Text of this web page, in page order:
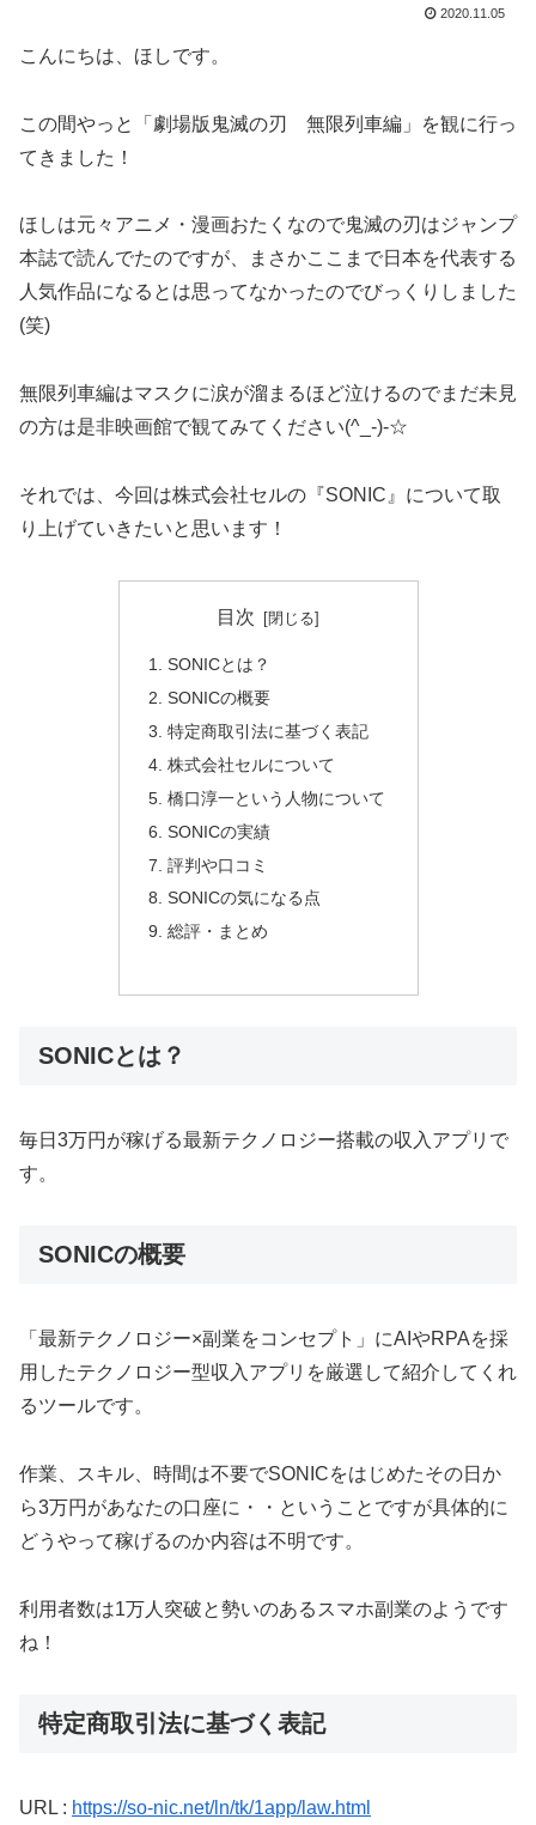
2020.11.05
こんにちは、ほしです。
この間やっと「劇場版鬼滅の刃 無限列車編」を観に行っ
てきました！
ほしは元々アニメ・漫画おたくなので鬼滅の刃はジャンプ
本誌で読んでたのですが、まさかここまで日本を代表する
人気作品になるとは思ってなかったのでびっくりしました
(笑)
無限列車編はマスクに涙が溜まるほど泣けるのでまだ未見
の方は是非映画館で観てみてください(^_-)-☆
それでは、今回は株式会社セルの『SONIC』について取
り上げていきたいと思います！
目次
SONICとは？
SONICの概要
特定商取引法に基づく表記
株式会社セルについて
橋口淳一という人物について
SONICの実績
評判や口コミ
SONICの気になる点
総評・まとめ
SONICとは？
毎日3万円が稼げる最新テクノロジー搭載の収入アプリで
す。
SONICの概要
「最新テクノロジー×副業をコンセプト」にAIやRPAを採
用したテクノロジー型収入アプリを厳選して紹介してくれ
るツールです。
作業、スキル、時間は不要でSONICをはじめたその日か
ら3万円があなたの口座に・・ということですが具体的に
どうやって稼げるのか内容は不明です。
利用者数は1万人突破と勢いのあるスマホ副業のようです
ね！
特定商取引法に基づく表記
URL : https://so-nic.net/ln/tk/1app/law.html